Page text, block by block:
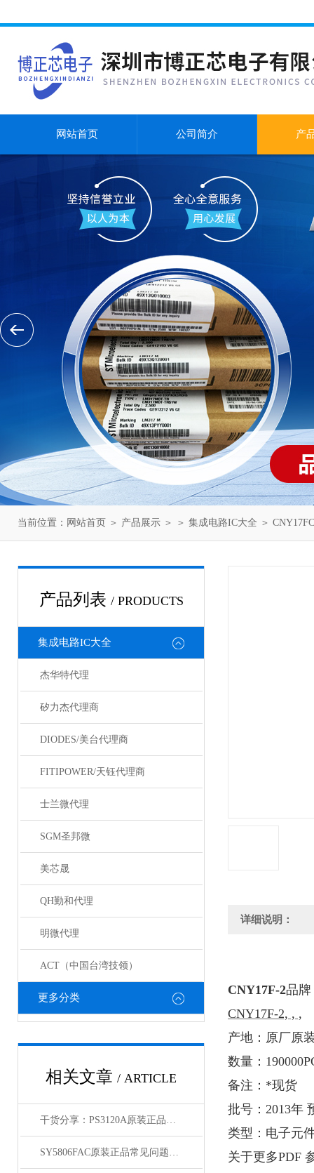
网站首页 公司简介 产
当前位置： 网站首页 ＞ 产品展示 ＞ ＞ 集成电路IC大全 ＞
产品列表 / PRODUCTS
集成电路IC大全
杰华特代理
矽力杰代理商
DIODES/美台代理商
FITIPOWER/天钰代理商
士兰微代理
SGM圣邦微
美芯晟
QH勤和代理
明微代理
ACT（中国台湾技领）
更多分类
相关文章 / ARTICLE
干货分享：PS3120A原装正品使用中的那些常见故障与解决技巧
SY5806FAC原装正品常见问题及对应解决办法大公开
详细说明：
CNY17F-2品
CNY17F-2, , ,
产地：原厂原
数量：
备注：*现货
批号： 2013年
类型：电子元
关于更多PDF